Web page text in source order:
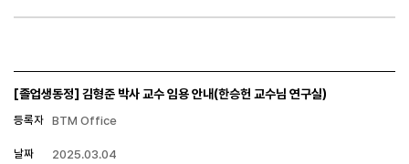
[졸업생동정] 김형준 박사 교수 임용 안내(한승헌 교수님 연구실)
등록자 BTM Office
날짜 2025.03.04